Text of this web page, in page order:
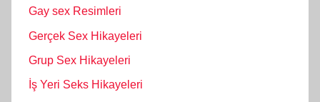
Gay sex Resimleri
Gerçek Sex Hikayeleri
Grup Sex Hikayeleri
İş Yeri Seks Hikayeleri